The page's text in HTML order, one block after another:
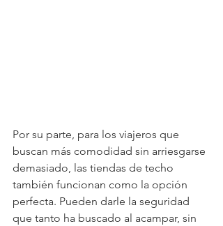
Por su parte, para los viajeros que
buscan más comodidad sin arriesgarse
demasiado, las tiendas de techo
también funcionan como la opción
perfecta. Pueden darle la seguridad
que tanto ha buscado al acampar, sin